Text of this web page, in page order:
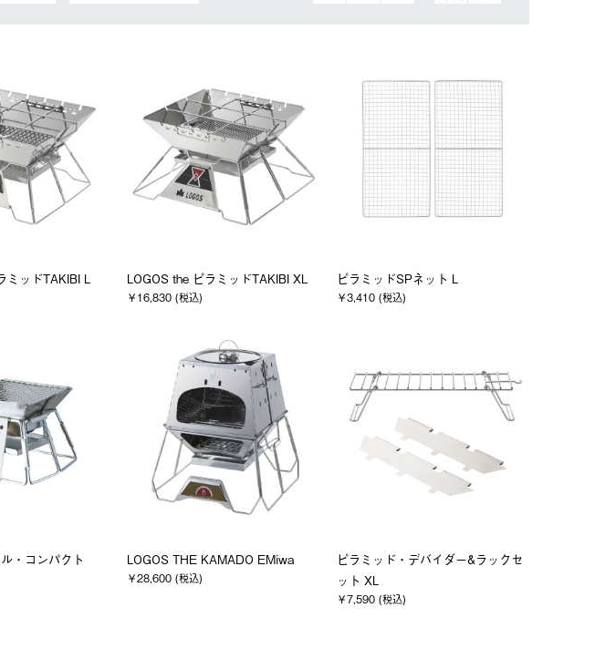
ミッドTAKIBI L LOGOS the ピラミッドTAKIBI XL
￥16,830 (税込)
ピラミッドSPネット L
￥3,410 (税込)
・コンパクト LOGOS THE KAMADO EMiwa
￥28,600 (税込)
ピラミッド・デバイダー&ラックセ
ット XL
￥7,590 (税込)